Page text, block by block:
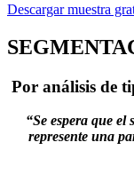
Descargar muestra
Por análisis de
“Se espera que el
represente una